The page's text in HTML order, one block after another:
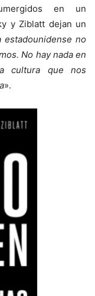
en un
y Ziblatt dejan un
estadounidense no
No hay nada en
cultura que nos
».